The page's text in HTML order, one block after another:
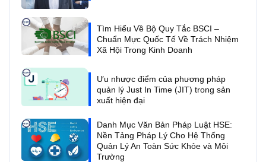
Tìm Hiểu Về Bộ Quy Tắc BSCI –
Chuẩn Mực Quốc Tế Về Trách Nhiệm
Xã Hội Trong Kinh Doanh
Ưu nhược điểm của phương pháp
quản lý Just In Time (JIT) trong sản
xuất hiện đại
Danh Mục Văn Bản Pháp Luật HSE:
Nền Tảng Pháp Lý Cho Hệ Thống
Quản Lý An Toàn Sức Khỏe và Môi
Trường